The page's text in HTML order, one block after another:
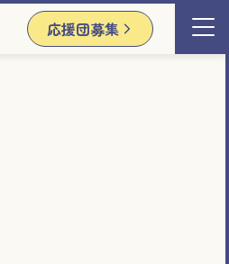
応援団募集